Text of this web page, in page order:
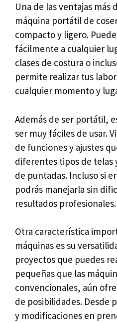
Una de las ventajas más
máquina portátil de
compacto y ligero.
fácilmente a cualquier
clases de costura o
permite realizar tus
cualquier momento y
Además de ser portátil,
ser muy fáciles de usar.
de funciones y ajustes
diferentes tipos de telas
de puntadas. Incluso si
podrás manejarla sin
resultados profesionales.
Otra característica
máquinas es su
proyectos que puedes
pequeñas que las
convencionales, aún
de posibilidades. Desde
y modificaciones en